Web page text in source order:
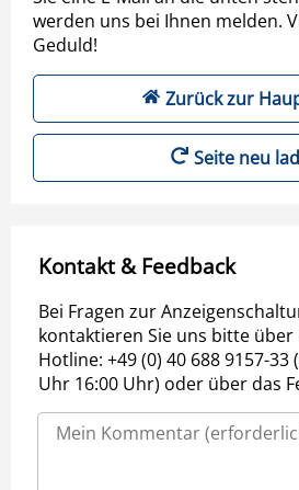
werden uns bei Ihnen melden.
Geduld!
Zurück zur
Seite neu
Kontakt & Feedback
Bei Fragen zur
kontaktieren Sie uns bitte über
Hotline: +49 (0) 40 688 9157-33
Uhr 16:00 Uhr) oder über das